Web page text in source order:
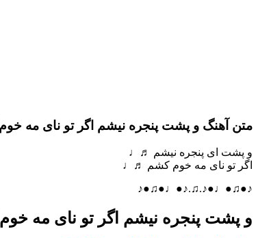
متن آهنگ و پشت پنجره نیشم اگر تو نای مه
و پشت ای پنجره نیشم ♬♩
اگر تو نای مه خوم کشم ♬♩
♪●♫●♩●♪.♫.♪●♩●♫●♪
و پشت پنجره نیشم اگر تو نای مه